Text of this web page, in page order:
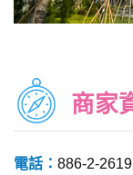
商家
電話： 886-2-